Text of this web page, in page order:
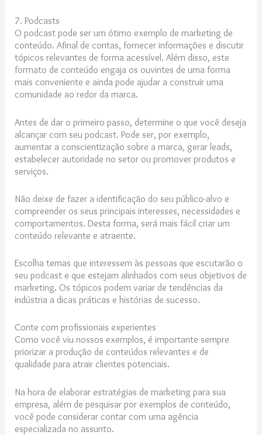
7. Podcasts
O podcast pode ser um ótimo exemplo de marketing de
conteúdo. Afinal de contas, fornecer informações e discutir
tópicos relevantes de forma acessível. Além disso, este
formato de conteúdo engaja os ouvintes de uma forma
mais conveniente e ainda pode ajudar a construir uma
comunidade ao redor da marca.
Antes de dar o primeiro passo, determine o que você deseja
alcançar com seu podcast. Pode ser, por exemplo,
aumentar a conscientização sobre a marca, gerar leads,
estabelecer autoridade no setor ou promover produtos e
serviços.
Não deixe de fazer a identificação do seu público-alvo e
compreender os seus principais interesses, necessidades e
comportamentos. Desta forma, será mais fácil criar um
conteúdo relevante e atraente.
Escolha temas que interessem às pessoas que escutarão o
seu podcast e que estejam alinhados com seus objetivos de
marketing. Os tópicos podem variar de tendências da
indústria a dicas práticas e histórias de sucesso.
Conte com profissionais experientes
Como você viu nossos exemplos, é importante sempre
priorizar a produção de conteúdos relevantes e de
qualidade para atrair clientes potenciais.
Na hora de elaborar estratégias de marketing para sua
empresa, além de pesquisar por exemplos de conteúdo,
você pode considerar contar com uma agência
especializada no assunto.